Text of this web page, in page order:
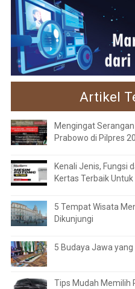
Artikel
Mengingat
Prabowo di Pilpres
Kenali Jenis, Fungsi
Kertas Terbaik
5 Tempat Wisata
Dikunjungi
5 Budaya Jawa
Tips Mudah Memilih